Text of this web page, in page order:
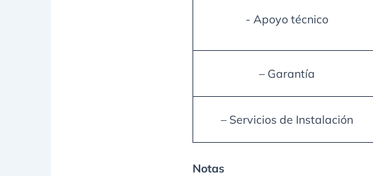
- Apoyo técnico
– Garantía
– Servicios de Instalación
Notas